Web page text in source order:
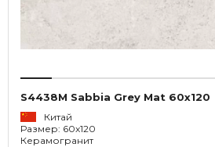
S4438M Sabbia Grey Mat 60x120
Китай
Размер: 60x120
Керамогранит